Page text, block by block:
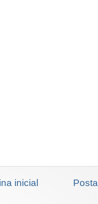
inicial